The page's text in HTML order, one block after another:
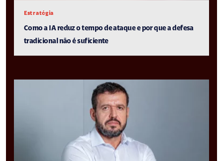
Estratégia
Como a IA reduz o tempo de ataque e por que a defesa
tradicional não é suficiente